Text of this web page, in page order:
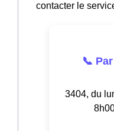
contacter le
📞
3404, du